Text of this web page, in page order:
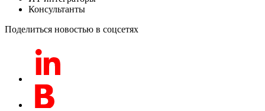
Консультанты
Поделиться новостью в соцсетях